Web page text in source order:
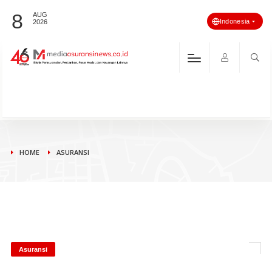
8
AUG
2026
Indonesia
HOME ASURANSI
Asuransi